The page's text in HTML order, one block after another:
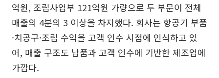
억원, 조립사업부 121억원 가량으로 두 부문이 전체
매출의 4분의 3 이상을 차지했다. 회사는 항공기 부품
·치공구·조립 수익을 고객 인수 시점에 인식하고 있
어, 매출 구조도 납품과 고객 인수에 기반한 제조업에
가깝다.